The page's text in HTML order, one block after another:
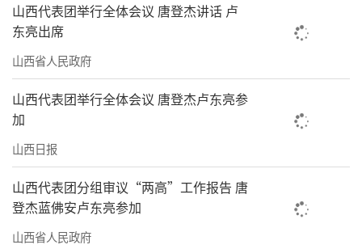
山西代表团举行全体会议 唐登杰讲话 卢
东亮出席
山西省人民政府
山西代表团举行全体会议 唐登杰卢东亮参
加
山西日报
山西代表团分组审议“两高”工作报告 唐
登杰蓝佛安卢东亮参加
山西省人民政府